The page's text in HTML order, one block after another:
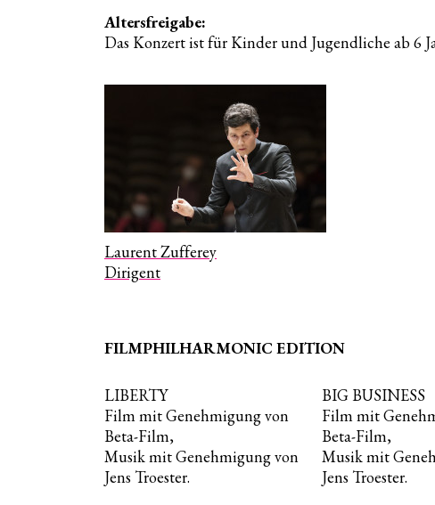
Altersfreigabe:
Das Konzert ist für Kinder und Jugendliche ab 6
Laurent Zufferey
Dirigent
FILMPHILHARMONIC EDITION
LIBERTY
Film mit Genehmigung von
Beta-Film,
Musik mit Genehmigung von
Jens Troester.
BIG BUSINESS
Film mit
Beta-Film,
Musik mit
Jens Troester.